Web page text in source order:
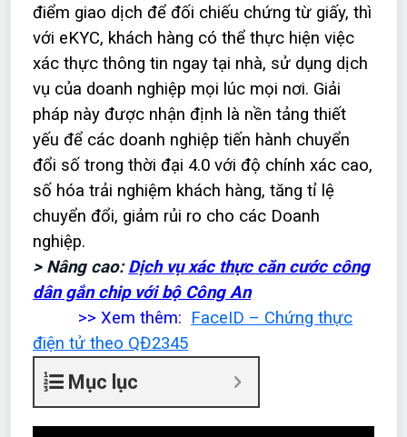
điểm giao dịch để đối chiếu chứng từ giấy, thì
với eKYC, khách hàng có thể thực hiện việc
xác thực thông tin ngay tại nhà, sử dụng dịch
vụ của doanh nghiệp mọi lúc mọi nơi. Giải
pháp này được nhận định là nền tảng thiết
yếu để các doanh nghiệp tiến hành chuyển
đổi số trong thời đại 4.0 với độ chính xác cao,
số hóa trải nghiệm khách hàng, tăng tỉ lệ
chuyển đổi, giảm rủi ro cho các Doanh
nghiệp.
> Nâng cao:Dịch vụ xác thực căn cước công
dân gắn chip với bộ Công An
>> Xem thêm: FaceID – Chứng thực
điện tử theo QĐ2345
Mục lục